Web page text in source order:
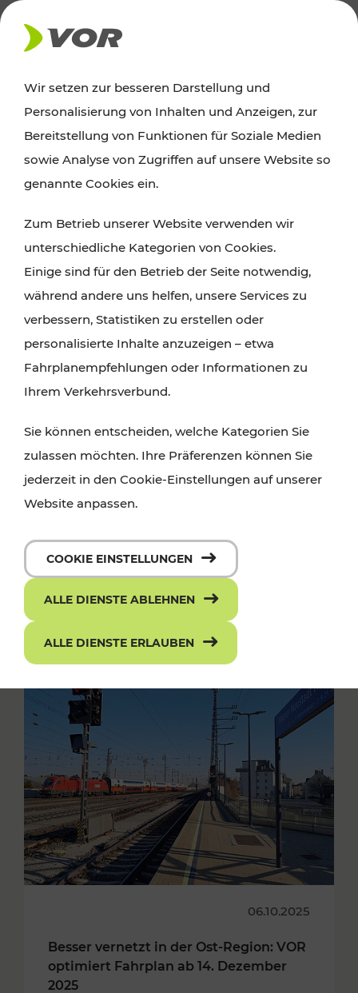
AKTUELLES
News
Alle wichtigen Meldungen zu Fahrplanänderungen,
finden Sie hier im Überblick.
06.10.2025
Besser vernetzt in der Ost-Region: VOR
optimiert Fahrplan ab 14. Dezember
2025
Wir setzen zur besseren Darstellung und
Personalisierung von Inhalten und Anzeigen, zur
Bereitstellung von Funktionen für Soziale Medien
sowie Analyse von Zugriffen auf unsere Website so
genannte Cookies ein.
Zum Betrieb unserer Website verwenden wir
unterschiedliche Kategorien von Cookies.
Einige sind für den Betrieb der Seite notwendig,
während andere uns helfen, unsere Services zu
verbessern, Statistiken zu erstellen oder
personalisierte Inhalte anzuzeigen – etwa
Fahrplanempfehlungen oder Informationen zu
Ihrem Verkehrsverbund.
Sie können entscheiden, welche Kategorien Sie
zulassen möchten. Ihre Präferenzen können Sie
jederzeit in den Cookie-Einstellungen auf unserer
Website anpassen.
COOKIE EINSTELLUNGEN
ALLE DIENSTE ABLEHNEN
ALLE DIENSTE ERLAUBEN